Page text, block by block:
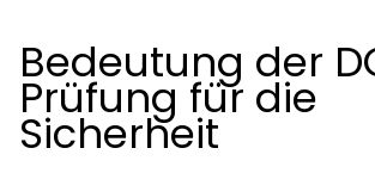
Bedeutung der
Prüfung für die
Sicherheit